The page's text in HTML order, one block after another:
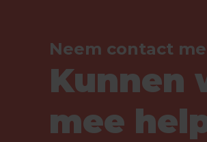
Neem contact
Kunnen
mee